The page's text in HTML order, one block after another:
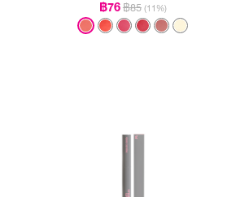
฿76฿85 (11%)